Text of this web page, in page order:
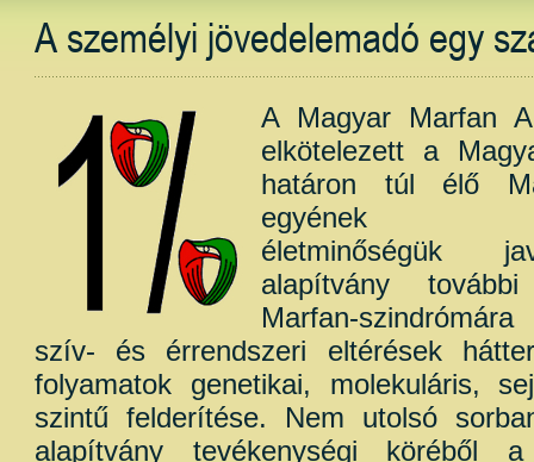
A személyi jövedelemadó egy
A Magyar Marfan
elkötelezett a
határon túl élő
egyének
életminőségük
alapítvány
Marfan-
szív- és érrendszeri eltérések
folyamatok genetikai, molekuláris,
szintű felderítése. Nem utolsó
alapítvány tevékenységi köréből